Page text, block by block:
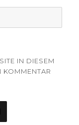
IN DIESEM
KOMMENTAR